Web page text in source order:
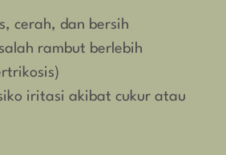
cerah, dan bersih
rambut berlebih
iritasi akibat cukur atau